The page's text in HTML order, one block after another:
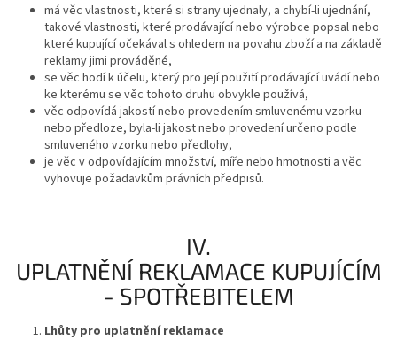
má věc vlastnosti, které si strany ujednaly, a chybí-li ujednání,
takové vlastnosti, které prodávající nebo výrobce popsal nebo
které kupující očekával s ohledem na povahu zboží a na základě
reklamy jimi prováděné,
se věc hodí k účelu, který pro její použití prodávající uvádí nebo
ke kterému se věc tohoto druhu obvykle používá,
věc odpovídá jakostí nebo provedením smluvenému vzorku
nebo předloze, byla-li jakost nebo provedení určeno podle
smluveného vzorku nebo předlohy,
je věc v odpovídajícím množství, míře nebo hmotnosti a věc
vyhovuje požadavkům právních předpisů.
IV.
UPLATNĚNÍ REKLAMACE KUPUJÍCÍM
- SPOTŘEBITELEM
Lhůty pro uplatnění reklamace